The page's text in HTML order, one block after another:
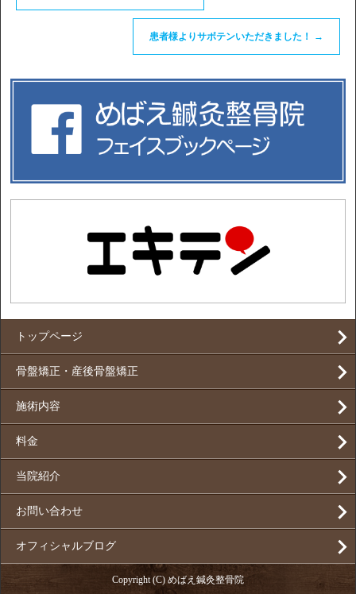
患者様よりサボテンいただきました！ →
トップページ
骨盤矯正・産後骨盤矯正
施術内容
料金
当院紹介
お問い合わせ
オフィシャルブログ
Copyright (C) めばえ鍼灸整骨院